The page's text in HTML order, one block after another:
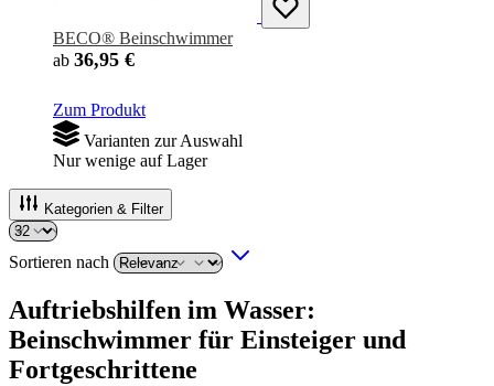
BECO® Beinschwimmer
ab 36,95 €
Zum Produkt
Varianten zur Auswahl
Nur wenige auf Lager
Kategorien & Filter
Sortieren nach
Auftriebshilfen im Wasser:
Beinschwimmer für Einsteiger und
Fortgeschrittene